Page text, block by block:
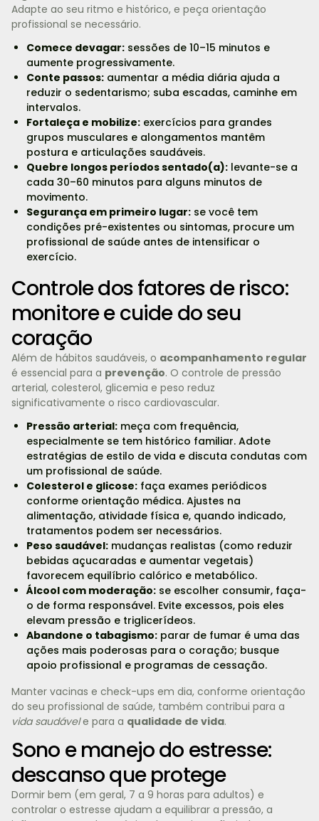
Adapte ao seu ritmo e histórico, e peça orientação
profissional se necessário.
Comece devagar:sessões de 10–15 minutos e
aumente progressivamente.
Conte passos:aumentar a média diária ajuda a
reduzir o sedentarismo; suba escadas, caminhe em
intervalos.
Fortaleça e mobilize:exercícios para grandes
grupos musculares e alongamentos mantêm
postura e articulações saudáveis.
Quebre longos períodos sentado(a):levante-se a
cada 30–60 minutos para alguns minutos de
movimento.
Segurança em primeiro lugar:se você tem
condições pré-existentes ou sintomas, procure um
profissional de saúde antes de intensificar o
exercício.
Controle dos fatores de risco:
monitore e cuide do seu
coração
Além de hábitos saudáveis, o acompanhamento regular
é essencial para a prevenção. O controle de pressão
arterial, colesterol, glicemia e peso reduz
significativamente o risco cardiovascular.
Pressão arterial:meça com frequência,
especialmente se tem histórico familiar. Adote
estratégias de estilo de vida e discuta condutas com
um profissional de saúde.
Colesterol e glicose:faça exames periódicos
conforme orientação médica. Ajustes na
alimentação, atividade física e, quando indicado,
tratamentos podem ser necessários.
Peso saudável:mudanças realistas (como reduzir
bebidas açucaradas e aumentar vegetais)
favorecem equilíbrio calórico e metabólico.
Álcool com moderação:se escolher consumir, faça-
o de forma responsável. Evite excessos, pois eles
elevam pressão e triglicerídeos.
Abandone o tabagismo:parar de fumar é uma das
ações mais poderosas para o coração; busque
apoio profissional e programas de cessação.
Manter vacinas e check-ups em dia, conforme orientação
do seu profissional de saúde, também contribui para a
vida saudávele para a qualidade de vida.
Sono e manejo do estresse:
descanso que protege
Dormir bem (em geral, 7 a 9 horas para adultos) e
controlar o estresse ajudam a equilibrar a pressão, a